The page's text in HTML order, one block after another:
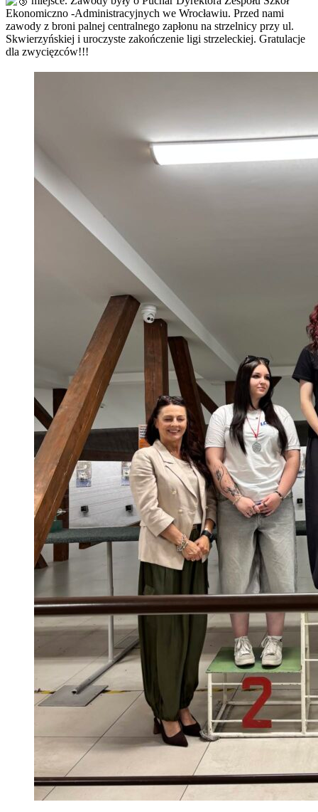
Ekonomiczno -Administracyjnych we Wrocławiu. Przed nami
zawody z broni palnej centralnego zapłonu na strzelnicy przy ul.
Skwierzyńskiej i uroczyste zakończenie ligi strzeleckiej. Gratulacje
dla zwycięzców!!!